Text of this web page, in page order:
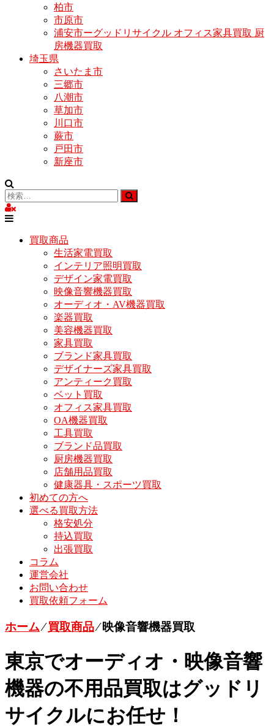
柏市
市原市
浦安市ーグッドリサイクル オフィス家具買取 厨
房機器買取
埼玉県
さいたま市
三郷市
八潮市
草加市
川口市
蕨市
戸田市
新座市
買取商品
生活家電買取
インテリア照明買取
デザイン家電買取
映像音響機器買取
オーディオ・AV機器買取
楽器買取
美容機器買取
家具買取
ブランド家具買取
デザイナーズ家具買取
アンティーク買取
ベット買取
オフィス家具買取
OA機器買取
工具買取
ブランド品買取
厨房機器買取
店舗用品買取
健康器具・スポーツ買取
初めての方へ
選べる買取方法
格安処分
持込買取
出張買取
コラム
運営会社
お問い合わせ
買取依頼フォーム
ホーム⁄買取商品⁄映像音響機器買取
東京でオーディオ・映像音響
機器の不用品買取はグッドリ
サイクルにお任せ！